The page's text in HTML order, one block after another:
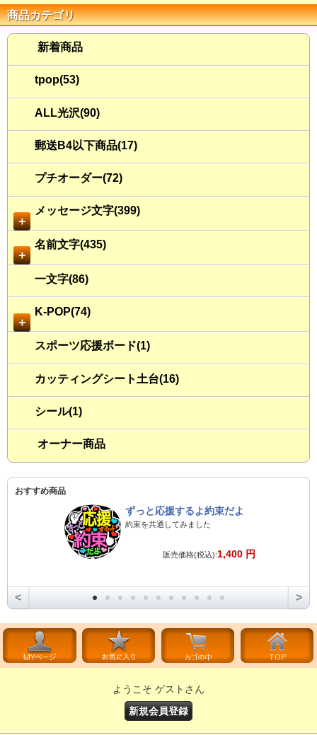
商品カテゴリ
新着商品
tpop(53)
ALL光沢(90)
郵送B4以下商品(17)
プチオーダー(72)
＋
メッセージ文字(399)
＋
名前文字(435)
一文字(86)
＋
K-POP(74)
スポーツ応援ボード(1)
カッティングシート土台(16)
シール(1)
オーナー商品
おすすめ商品
ずっと応援するよ約束だよ
約束を共通してみました
販売価格(税込):1,400 円
< >
ようこそ ゲストさん
新規会員登録